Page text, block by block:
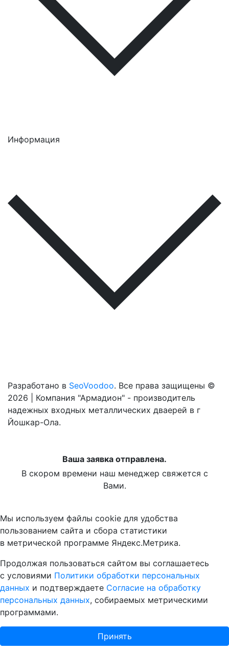
Информация
Разработано в SeoVoodoo. Все права защищены ©
2026 | Компания "Армадион" - производитель
надежных входных металлических дваерей в г
Йошкар-Ола.
Ваша заявка отправлена.
В скором времени наш менеджер свяжется с
Вами.
Мы используем файлы cookie для удобства
пользованием сайта и сбора статистики
в метрической программе Яндекс.Метрика.
Продолжая пользоваться сайтом вы соглашаетесь
с условиями Политики обработки персональных
данных и подтверждаете Согласие на обработку
персональных данных, собираемых метрическими
программами.
Принять